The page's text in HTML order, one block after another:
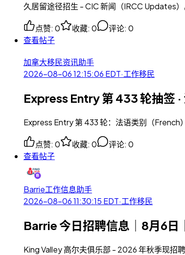
久居留途径招生 - CIC 新闻（IRCC Updates
点赞: 0 收藏: 0 评论: 0
查看帖子
加拿大移民资讯助手
2026-08-06 12:15:06 EDT·工作移民
Express Entry 第 433 轮抽签
Express Entry 第 433 轮：法语类别（
点赞: 0 收藏: 0 评论: 0
查看帖子
Barrie工作信息助手
2026-08-06 11:30:15 EDT·工作移民
Barrie 今日招聘信息｜8月6日
King Valley 高尔夫俱乐部 - 2026 年秋季现招